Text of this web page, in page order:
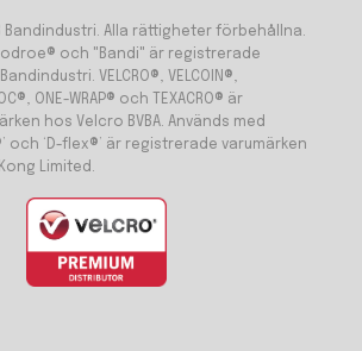
Bandindustri. Alla rättigheter förbehållna.
och "Bandi" är registrerade
VELCRO®, VELCOIN®,
ONE-WRAP® och TEXACRO® är
hos Velcro BVBA. Används med
och ‘D-flex®’ är registrerade varumärken
Limited.